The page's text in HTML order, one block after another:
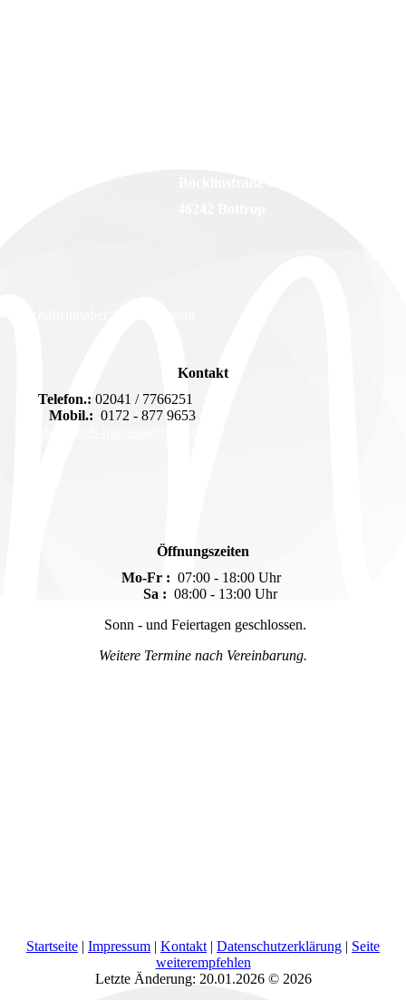
Kontakt
Telefon.: 02041 / 7766251
Mobil.: 0172 - 877 9653
Öffnungszeiten
Mo-Fr : 07:00 - 18:00 Uhr
Sa : 08:00 - 13:00 Uhr
Sonn - und Feiertagen geschlossen.
Weitere Termine nach Vereinbarung.
Startseite | Impressum | Kontakt | Datenschutzerklärung | Seite
weiterempfehlen
Letzte Änderung: 20.01.2026 © 2026